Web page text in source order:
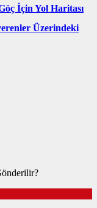
İçin Yol Haritası
Üzerindeki